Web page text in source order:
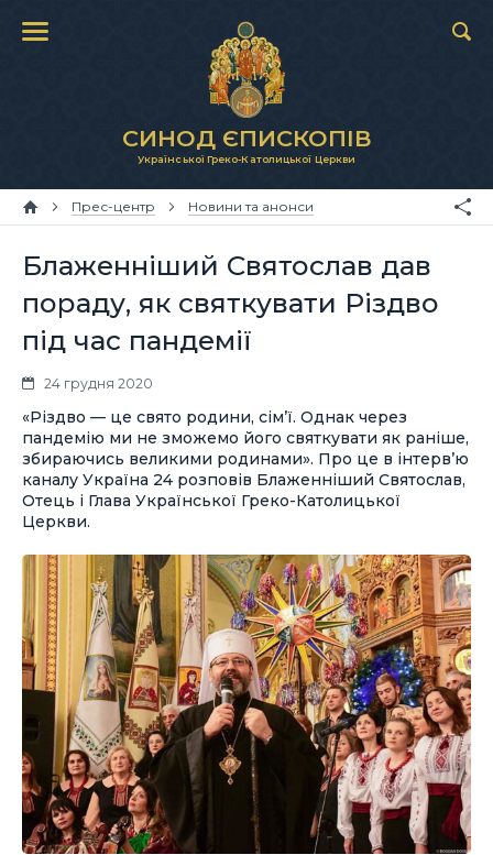
СИНОД ЄПИСКОПІВ
Української Греко-Католицької Церкви
Прес-центр Новини та анонси
Блаженніший Святослав дав
пораду, як святкувати Різдво
під час пандемії
24 грудня 2020
«Різдво — це свято родини, сім’ї. Однак через
пандемію ми не зможемо його святкувати як раніше,
збираючись великими родинами». Про це в інтерв’ю
каналу Україна 24 розповів Блаженніший Святослав,
Отець і Глава Української Греко-Католицької
Церкви.